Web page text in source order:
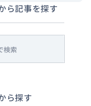
ら記事を探す
e
ら探す